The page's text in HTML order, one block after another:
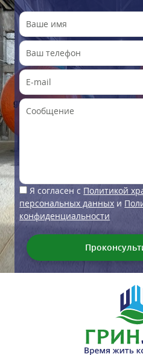
Я согласен с Политикой
персональных данных и
конфиденциальности